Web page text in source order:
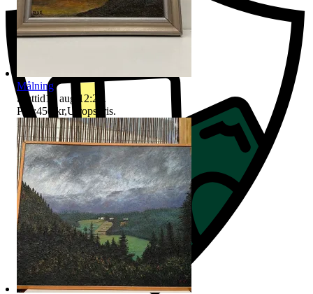
Målning
Sluttid16 aug 12:24
.
Pris:450 kr,Utropspris.